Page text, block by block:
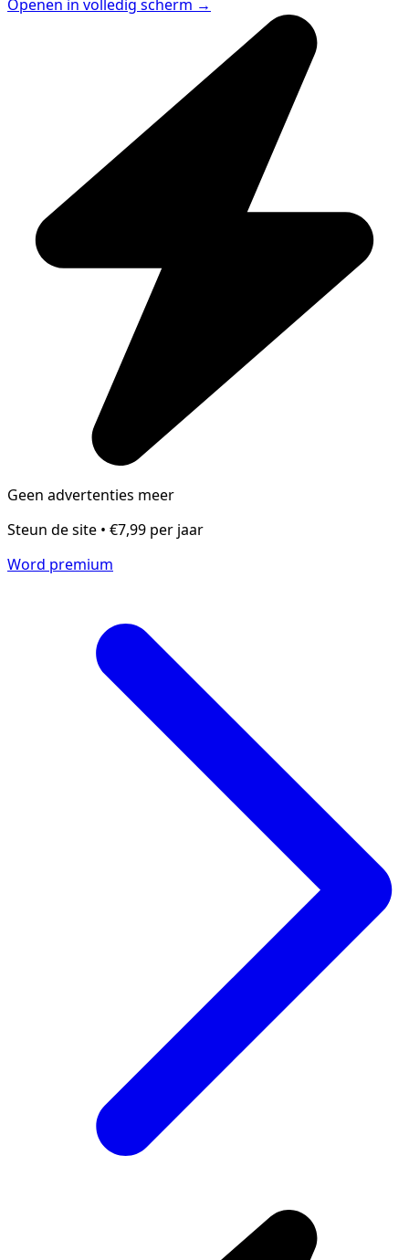
Openen in volledig scherm →
Geen advertenties meer
Steun de site • €7,99 per jaar
Word premium